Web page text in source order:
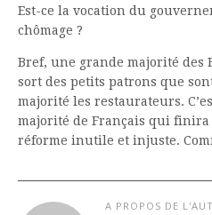
Est-ce la vocation du
chômage ?
Bref, une grande majorité des
sort des petits patrons que
majorité les restaurateurs.
majorité de Français qui
réforme inutile et injuste.
A PROPOS DE